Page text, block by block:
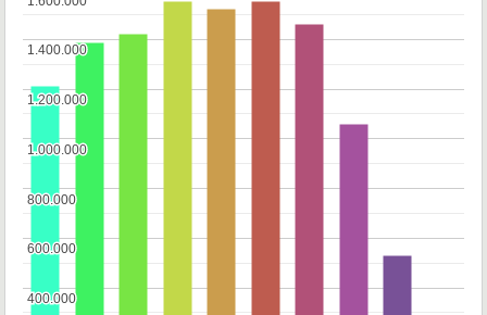
400.000
400.000
600.000
600.000
800.000
800.000
1.000.000
1.000.000
1.200.000
1.200.000
1.400.000
1.400.000